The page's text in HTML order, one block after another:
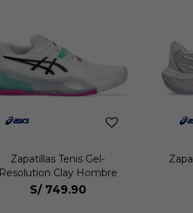
Zapatillas Tenis Gel-
Resolution Clay Hombre
S/ 749.90